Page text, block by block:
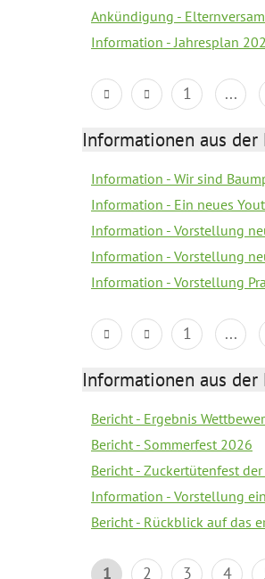
Ankündigung -
Information - Jahresplan
1 ...
Informationen aus der
Information - Wir sind
Information - Ein neues
Information - Vorstellung
Information - Vorstellung
Information - Vorstellung
1 ...
Informationen aus der
Bericht - Ergebnis
Bericht - Sommerfest 2026
Bericht - Zuckertütenfest
Information - Vorstellung
Bericht - Rückblick auf das
1 2 3 4